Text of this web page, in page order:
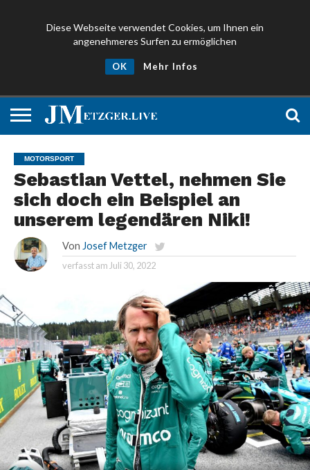
Diese Webseite verwendet Cookies, um Ihnen ein
angenehmeres Surfen zu ermöglichen
OK Mehr Infos
MOTORSPORT
Sebastian Vettel, nehmen Sie
sich doch ein Beispiel an
unserem legendären Niki!
Von Josef Metzger
verfasst am Juli 30, 2022